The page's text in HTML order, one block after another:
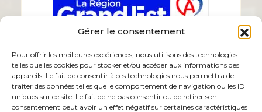
Gérer le consentement
Pour offrir les meilleures expériences, nous utilisons des technologies
telles que les cookies pour stocker et/ou accéder aux informations des
appareils. Le fait de consentir à ces technologies nous permettra de
traiter des données telles que le comportement de navigation ou les ID
uniques sur ce site. Le fait de ne pas consentir ou de retirer son
consentement peut avoir un effet négatif sur certaines caractéristiques